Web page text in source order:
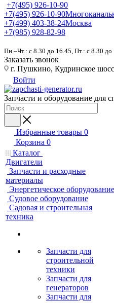
+7(495) 926-10-90
+7(495) 926-10-90
+7(499) 403-38-24Москва
+7(985) 928-82-98
Пн.–Чт.: с 8.30 до 16.45, Пт.: с 8.30 до
Заказать звонок
г. Пушкино, Кудринское
Войти
Запчасти и оборудование для
Избранные товары 0
Корзина 0
Каталог
Двигатели
Запчасти и расходные
материалы
Энергетическое оборудование
Судовое оборудование
Садовая и строительная
техника
Запчасти для
строительной
техники
Запчасти для
генераторов
Запчасти для